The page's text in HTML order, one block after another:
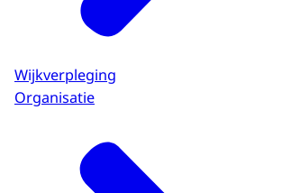
Wijkverpleging
Organisatie